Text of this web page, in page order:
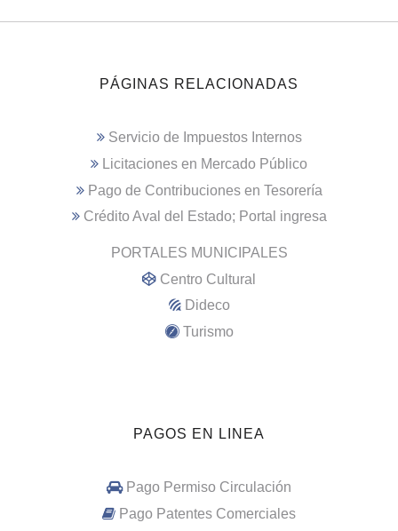
PÁGINAS RELACIONADAS
Servicio de Impuestos Internos
Licitaciones en Mercado Público
Pago de Contribuciones en Tesorería
Crédito Aval del Estado; Portal ingresa
PORTALES MUNICIPALES
Centro Cultural
Dideco
Turismo
PAGOS EN LINEA
Pago Permiso Circulación
Pago Patentes Comerciales